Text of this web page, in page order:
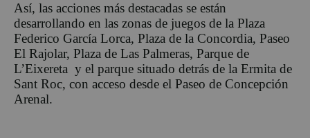
Así, las acciones más destacadas se están
desarrollando en las zonas de juegos de la Plaza
Federico García Lorca, Plaza de la Concordia, Paseo
El Rajolar, Plaza de Las Palmeras, Parque de
L’Eixereta y el parque situado detrás de la Ermita de
Sant Roc, con acceso desde el Paseo de Concepción
Arenal.